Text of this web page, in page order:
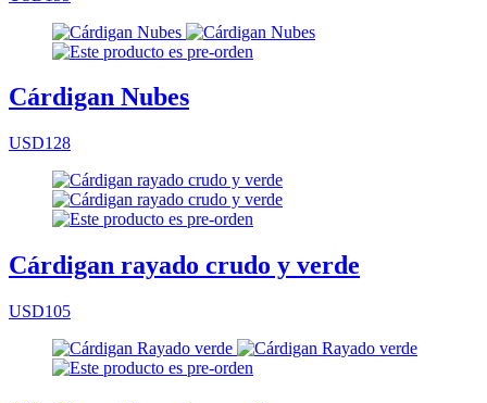
Cárdigan Nubes
USD128
Cárdigan rayado crudo y verde
USD105